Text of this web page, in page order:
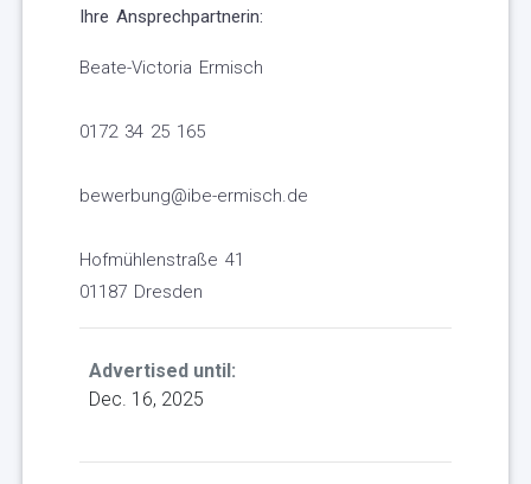
Ihre Ansprechpartnerin:
Beate-Victoria Ermisch
0172 34 25 165
bewerbung@ibe-ermisch.de
Hofmühlenstraße 41
01187 Dresden
Advertised until:
Dec. 16, 2025